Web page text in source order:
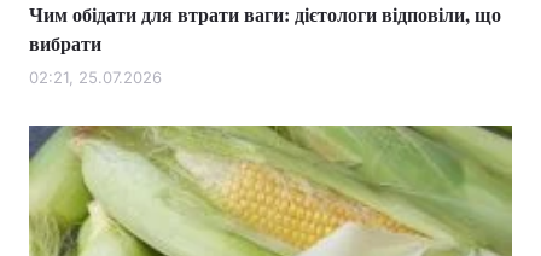
Чим обідати для втрати ваги: ​​дієтологи відповіли, що
вибрати
02:21, 25.07.2026